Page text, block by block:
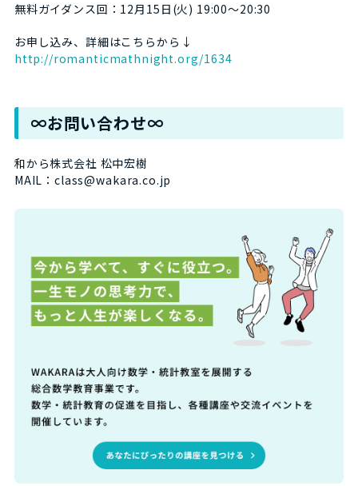
無料ガイダンス回：12月15日(火) 19:00～20:30
お申し込み、詳細はこちらから↓
http://romanticmathnight.org/1634
∞お問い合わせ∞
和から株式会社 松中宏樹
MAIL：class@wakara.co.jp